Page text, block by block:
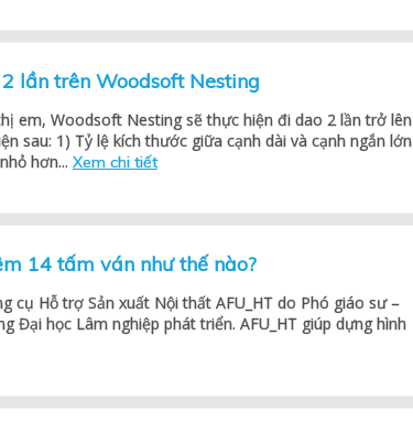
lần trên Woodsoft Nesting
em, Woodsoft Nesting sẽ thực hiện đi dao 2 lần trở lên
sau: 1) Tỷ lệ kích thước giữa cạnh dài và cạnh ngắn lớn
hơn... Xem chi tiết
14 tấm ván như thế nào?
cụ Hỗ trợ Sản xuất Nội thất AFU_HT do Phó giáo sư –
Đại học Lâm nghiệp phát triển. AFU_HT giúp dựng hình